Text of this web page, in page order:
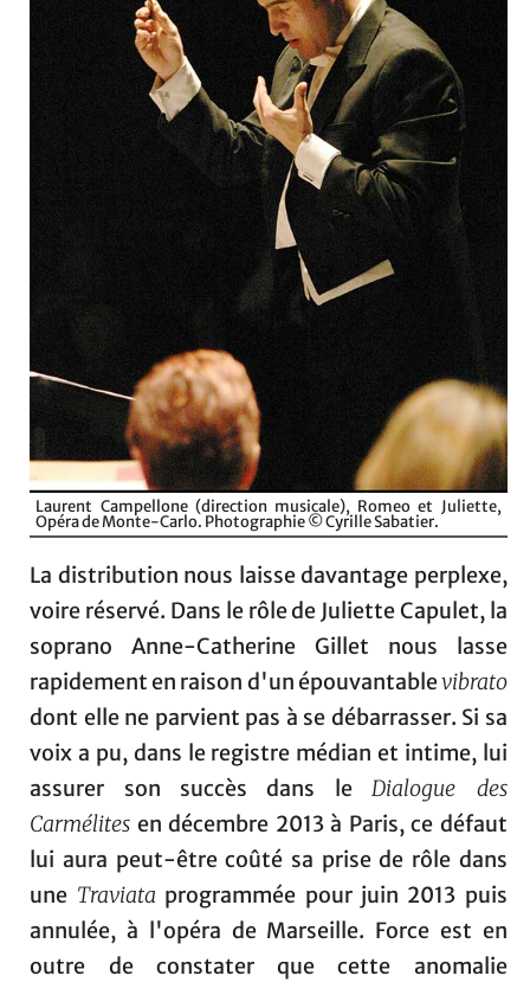
Laurent Campellone (direction musicale), Romeo et Juliette,
Opéra de Monte-Carlo. Photographie © Cyrille Sabatier.
La distribution nous laisse davantage perplexe,
voire réservé. Dans le rôle de Juliette Capulet, la
soprano Anne-Catherine Gillet nous lasse
rapidement en raison d'un épouvantablevibrato
dont elle ne parvient pas à se débarrasser. Si sa
voix a pu, dans le registre médian et intime, lui
assurer son succès dans leDialogue des
Carmélites en décembre 2013 à Paris, ce défaut
lui aura peut-être coûté sa prise de rôle dans
une Traviata programmée pour juin 2013 puis
annulée, à l'opéra de Marseille. Force est en
outre de constater que cette anomalie